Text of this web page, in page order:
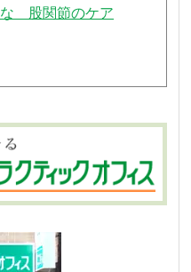
な 股関節のケア